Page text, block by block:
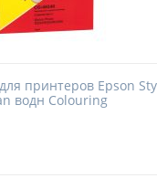
принтеров Epson
водн Colouring